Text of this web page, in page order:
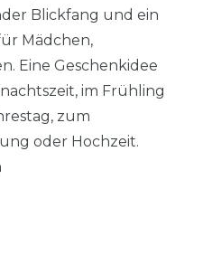
Blickfang und ein
Mädchen,
Eine Geschenkidee
im Frühling
zum
oder Hochzeit.